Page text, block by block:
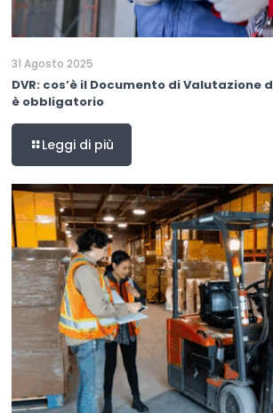
31 Agosto 2025
DVR: cos’è il Documento di Valutazione
è obbligatorio
Leggi di più